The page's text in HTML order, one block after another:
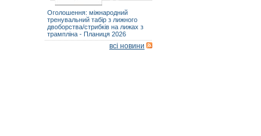
Оголошення: міжнародний
тренувальний табір з лижного
двоборства/стрибків на лижах з
трампліна - Планиця 2026
всі новини